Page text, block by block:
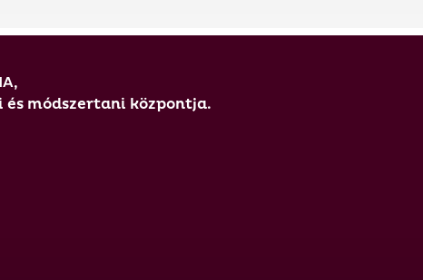
módszertani központja.